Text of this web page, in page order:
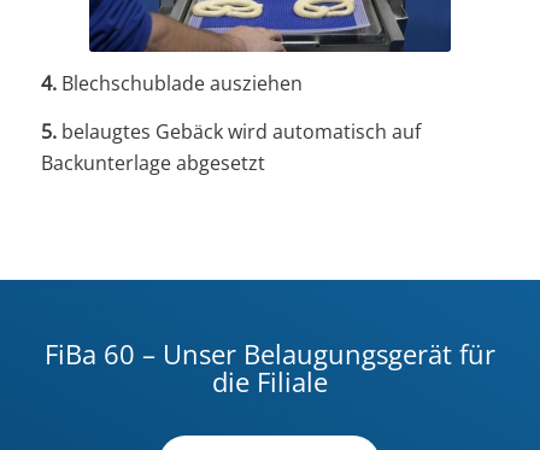
4.Blechschublade ausziehen
5.belaugtes Gebäck wird automatisch auf
Backunterlage abgesetzt
FiBa 60 – Unser Belaugungsgerät für
die Filiale